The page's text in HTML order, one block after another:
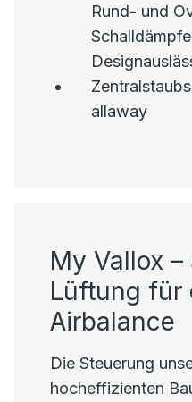
Rund- und
allaway
My Vallox –
Lüftung für
Airbalance
Die Steuerung
hocheffizienten